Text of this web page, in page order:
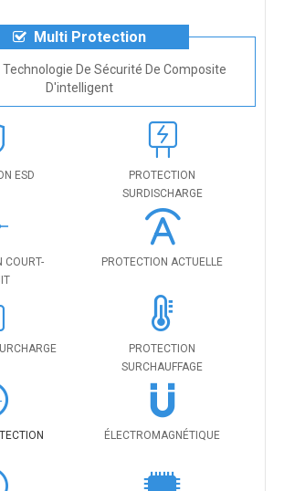
Multi Protection
Technologie De Sécurité De Composite
D'intelligent
ESD
PROTECTION
SURDISCHARGE
COURT-
PROTECTION ACTUELLE
PROTECTION
SURCHAUFFAGE
ÉLECTROMAGNÉTIQUE